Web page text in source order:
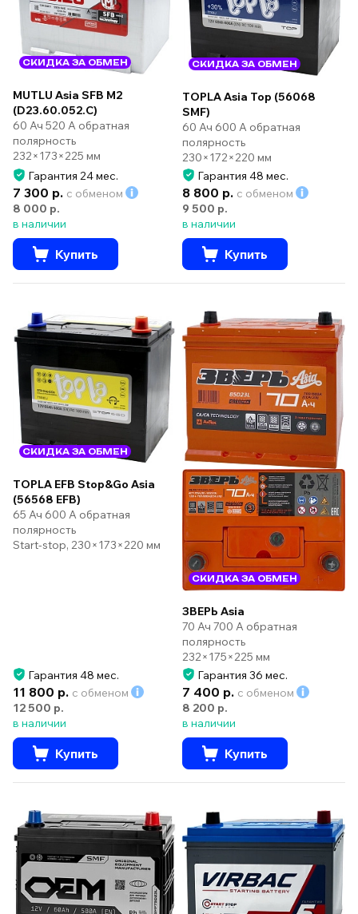
СКИДКА ЗА ОБМЕН
MUTLU Asia SFB M2
(D23.60.052.C)
60 Ач 520 А обратная
полярность
232×173×225 мм
Гарантия 24 мес.
7 300 р. с обменом
8 000 р.
в наличии
Купить
СКИДКА ЗА ОБМЕН
TOPLA Asia Top (56068
SMF)
60 Ач 600 А обратная
полярность
230×172×220 мм
Гарантия 48 мес.
8 800 р. с обменом
9 500 р.
в наличии
Купить
СКИДКА ЗА ОБМЕН
TOPLA EFB Stop&Go Asia
(56568 EFB)
65 Ач 600 А обратная
полярность
Start-stop, 230×173×220 мм
Гарантия 48 мес.
11 800 р. с обменом
12 500 р.
в наличии
Купить
СКИДКА ЗА ОБМЕН
ЗВЕРЬ Asia
70 Ач 700 А обратная
полярность
232×175×225 мм
Гарантия 36 мес.
7 400 р. с обменом
8 200 р.
в наличии
Купить